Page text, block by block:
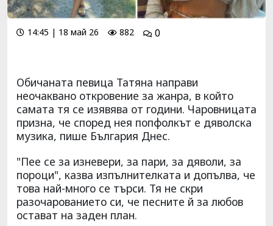
14:45 | 18 май 26 882 0
Обичаната певица Татяна направи
неочаквано откровение за жанра, в който
самата тя се изявява от години. Чаровницата
призна, че според нея попфолкът е дяволска
музика, пише България Днес.
"Пее се за изневери, за пари, за дяволи, за
пороци", казва изпълнителката и допълва, че
това най-много се търси. Тя не скри
разочарованието си, че песните й за любов
остават на заден план.